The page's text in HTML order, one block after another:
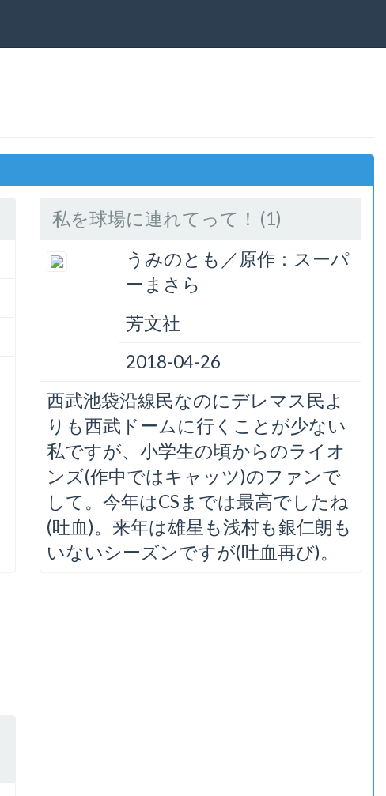
私を球場に連れてって！ (1)
うみのとも／原作：スーパ
ーまさら
芳文社
2018-04-26
西武池袋沿線民なのにデレマス民よ
りも西武ドームに行くことが少ない
私ですが、小学生の頃からのライオ
ンズ(作中ではキャッツ)のファンで
して。今年はCSまでは最高でしたね
(吐血)。来年は雄星も浅村も銀仁朗も
いないシーズンですが(吐血再び)。